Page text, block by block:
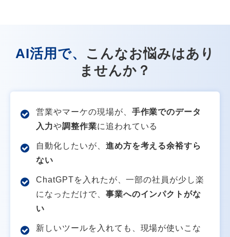
AI活用で、 こ んなお悩みはあり
ませんか？
営業やマーケの現場が、 手作業でのデータ
入力や調整作業に追われている
自動化したいが、 進め方を考える余裕すら
ない
ChatGPTを入れたが、一部の社員が少し楽
になっただけで、 事業へのインパクトがな
い
新しいツールを入れても、現場が使いこな